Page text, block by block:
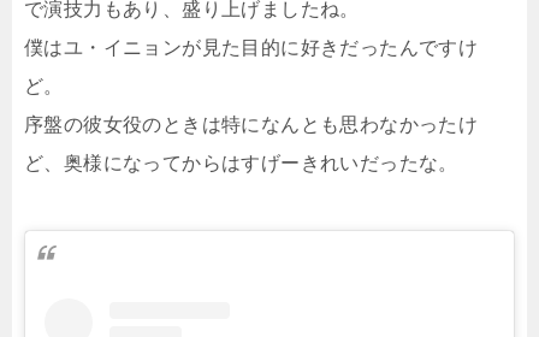
で演技力もあり、盛り上げましたね。
僕はユ・イニョンが見た目的に好きだったんですけ
ど。
序盤の彼女役のときは特になんとも思わなかったけ
ど、奥様になってからはすげーきれいだったな。